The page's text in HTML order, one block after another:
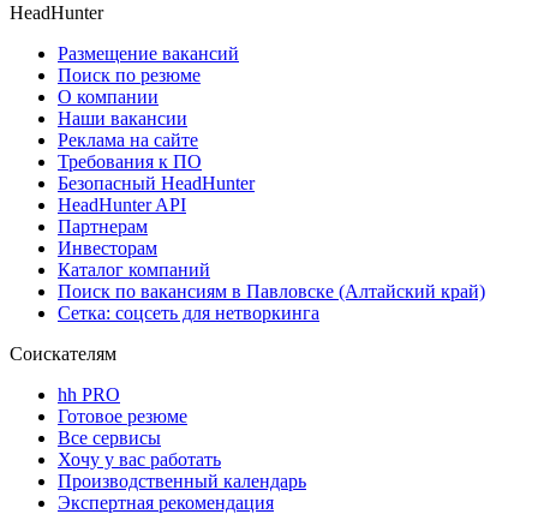
HeadHunter
Размещение вакансий
Поиск по резюме
О компании
Наши вакансии
Реклама на сайте
Требования к ПО
Безопасный HeadHunter
HeadHunter API
Партнерам
Инвесторам
Каталог компаний
Поиск по вакансиям в Павловске (Алтайский край)
Сетка: соцсеть для нетворкинга
Соискателям
hh PRO
Готовое резюме
Все сервисы
Хочу у вас работать
Производственный календарь
Экспертная рекомендация